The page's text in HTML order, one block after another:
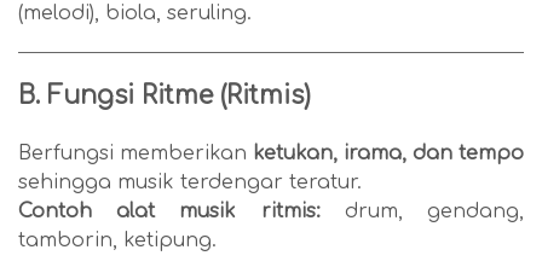
(melodi), biola, seruling.
B. Fungsi Ritme (Ritmis)
Berfungsi memberikan ketukan, irama, dan tempo
sehingga musik terdengar teratur.
Contoh alat musik ritmis:drum, gendang,
tamborin, ketipung.